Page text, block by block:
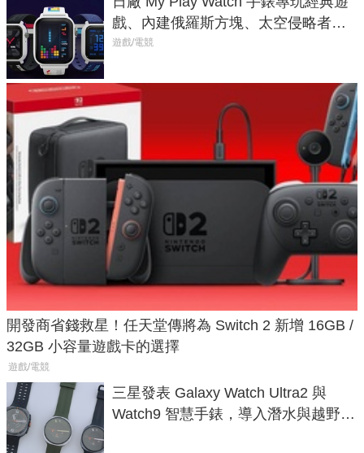
戲、內建俄羅斯方塊、太空侵略者，
不過竟然不能連手機？
遊戲/電競
開發商省錢救星！任天堂傳將為 Switch 2 新增 16GB /
32GB 小容量遊戲卡的選擇
遊戲/電競
三星發表 Galaxy Watch Ultra2 與
Watch9 智慧手錶，導入潛水與越野跑